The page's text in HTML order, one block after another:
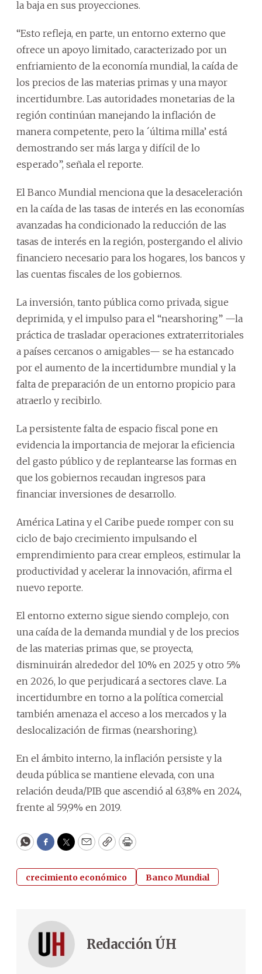
la baja en sus proyecciones.
“Esto refleja, en parte, un entorno externo que
ofrece un apoyo limitado, caracterizado por un
enfriamiento de la economía mundial, la caída de
los precios de las materias primas y una mayor
incertidumbre. Las autoridades monetarias de la
región continúan manejando la inflación de
manera competente, pero la ´última milla’ está
demostrando ser más larga y difícil de lo
esperado”, señala el reporte.
El Banco Mundial menciona que la desaceleración
en la caída de las tasas de interés en las economías
avanzadas ha condicionado la reducción de las
tasas de interés en la región, postergando el alivio
financiero necesario para los hogares, los bancos y
las cuentas fiscales de los gobiernos.
La inversión, tanto pública como privada, sigue
deprimida, y el impulso para el “nearshoring” —la
práctica de trasladar operaciones extraterritoriales
a países cercanos o amigables— se ha estancado
por el aumento de la incertidumbre mundial y la
falta de preparación de un entorno propicio para
atraerlo y recibirlo.
La persistente falta de espacio fiscal pone en
evidencia la importancia de mejorar la eficiencia
del gasto público y de replantearse las formas en
que los gobiernos recaudan ingresos para
financiar inversiones de desarrollo.
América Latina y el Caribe puede romper con su
ciclo de bajo crecimiento impulsando el
emprendimiento para crear empleos, estimular la
productividad y acelerar la innovación, afirma el
nuevo reporte.
El entorno externo sigue siendo complejo, con
una caída de la demanda mundial y de los precios
de las materias primas que, se proyecta,
disminuirán alrededor del 10% en 2025 y otro 5%
en 2026, lo que perjudicará a sectores clave. La
incertidumbre en torno a la política comercial
también amenaza el acceso a los mercados y la
deslocalización de firmas (nearshoring).
En el ámbito interno, la inflación persiste y la
deuda pública se mantiene elevada, con una
relación deuda/PIB que ascendió al 63,8% en 2024,
frente al 59,9% en 2019.
WhatsApp
Facebook
Twitter
EmailCopyPrint
crecimiento económico Banco Mundial
Redacción ÚH